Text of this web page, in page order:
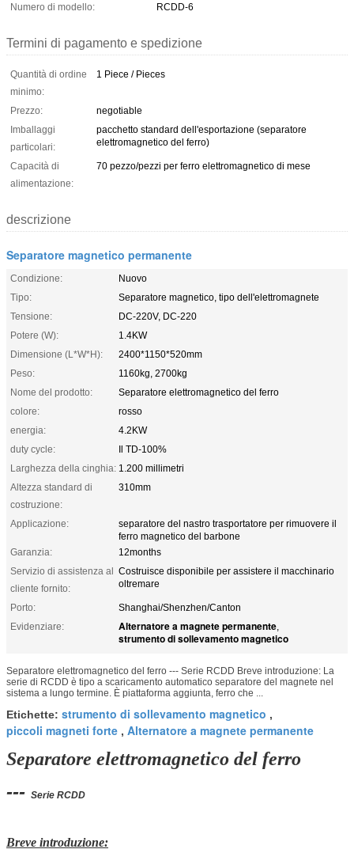
Numero di modello:
RCDD-6
Termini di pagamento e spedizione
Quantità di ordine
minimo:
1 Piece / Pieces
Prezzo:
negotiable
Imballaggi
particolari:
pacchetto standard dell'esportazione (separatore
elettromagnetico del ferro)
Capacità di
alimentazione:
70 pezzo/pezzi per ferro elettromagnetico di mese
descrizione
Separatore magnetico permanente
Condizione:
Nuovo
Tipo:
Separatore magnetico, tipo dell'elettromagnete
Tensione:
DC-220V, DC-220
Potere (W):
1.4KW
Dimensione (L*W*H):
2400*1150*520mm
Peso:
1160kg, 2700kg
Nome del prodotto:
Separatore elettromagnetico del ferro
colore:
rosso
energia:
4.2KW
duty cycle:
Il TD-100%
Larghezza della cinghia: 1.200 millimetri
Altezza standard di
costruzione:
310mm
Applicazione:
separatore del nastro trasportatore per rimuovere il
ferro magnetico del barbone
Garanzia:
12months
Servizio di assistenza al
cliente fornito:
Costruisce disponibile per assistere il macchinario
oltremare
Porto:
Shanghai/Shenzhen/Canton
Evidenziare:
Alternatore a magnete permanente,
strumento di sollevamento magnetico
Separatore elettromagnetico del ferro --- Serie RCDD Breve introduzione: La
serie di RCDD è tipo a scaricamento automatico separatore del magnete nel
sistema a lungo termine. È piattaforma aggiunta, ferro che ...
Etichette: strumento di sollevamento magnetico ,
piccoli magneti forte , Alternatore a magnete permanente
Separatore elettromagnetico del ferro
--- Serie RCDD
Breve introduzione: